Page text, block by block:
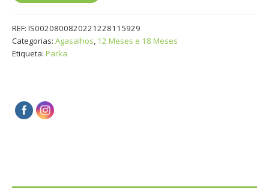
REF: IS0020800820221228115929
Categorias: Agasalhos, 12 Meses e 18 Meses
Etiqueta: Parka